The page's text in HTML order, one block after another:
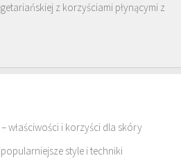
z korzyściami płynącymi z
właściwości i korzyści dla skóry
style i techniki